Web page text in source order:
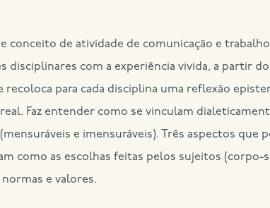
conceito de atividade de comunicação e
disciplinares com a experiência vivida, a partir
recoloca para cada disciplina uma reflexão
Faz entender como se vinculam
e imensuráveis). Três aspectos que
como as escolhas feitas pelos sujeitos (corpo-
e valores.